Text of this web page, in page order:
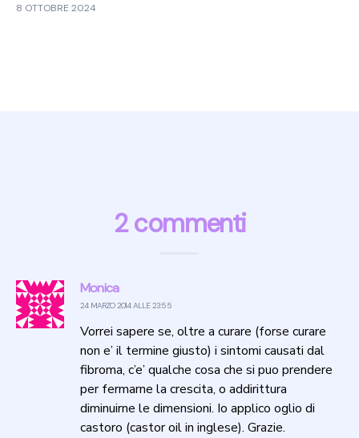
8 OTTOBRE 2024
2 commenti
Monica
24 MARZO 2014 ALLE 23:55
Vorrei sapere se, oltre a curare (forse curare
non e’ il termine giusto) i sintomi causati dal
fibroma, c’e’ qualche cosa che si puo prendere
per fermarne la crescita, o addirittura
diminuirne le dimensioni. Io applico oglio di
castoro (castor oil in inglese). Grazie.